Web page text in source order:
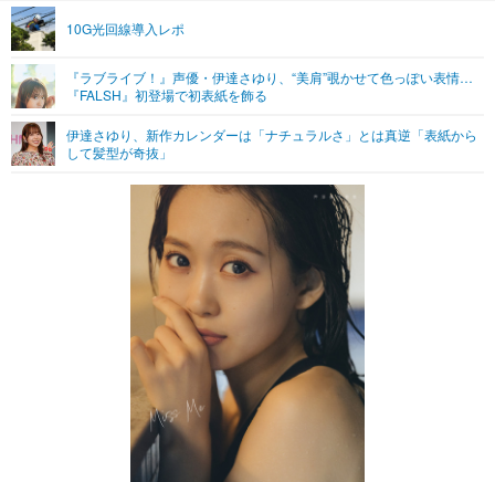
音楽
グラビア ブログ
ペット
その他
プッシュ通知の停止方法
10G光回線導入レポ
『ラブライブ！』声優・伊達さゆり、“美肩”覗かせて色っぽい表情…
『FALSH』初登場で初表紙を飾る
伊達さゆり、新作カレンダーは「ナチュラルさ」とは真逆「表紙から
して髪型が奇抜」